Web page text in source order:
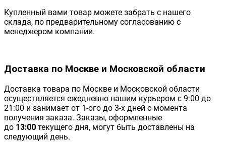
Купленный вами товар можете забрать с нашего
склада, по предварительному согласованию с
менеджером компании.
Доставка по Москве и Московской области
Доставка товара по Москве и Московской области
осуществляется ежедневно нашим курьером с 9:00 до
21:00 и занимает от 1-ого до 3-х дней с момента
получения заказа. Заказы, оформленные
до 13:00 текущего дня, могут быть доставлены на
следующий день.